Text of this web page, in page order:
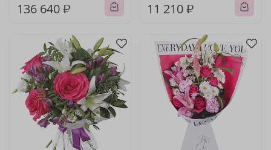
136 640 ₽ 11 210 ₽